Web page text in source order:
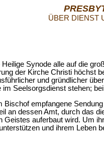
ÜBER DIENST
Synode alle auf die
der Kirche Christi höchst
und gründlicher
im Seelsorgsdienst stehen;
Bischof empfangene
an dessen Amt, durch das
Geistes auferbaut wird. Um
und ihrem Leben